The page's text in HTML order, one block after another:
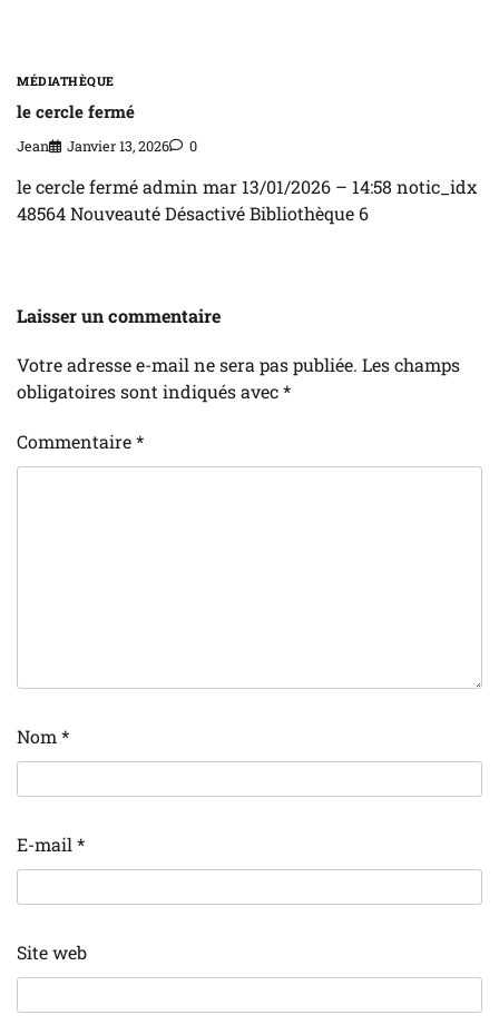
MÉDIATHÈQUE
le cercle fermé
Jean Janvier 13, 2026 0
le cercle fermé admin mar 13/01/2026 – 14:58 notic_idx
48564 Nouveauté Désactivé Bibliothèque 6
Laisser un commentaire
Votre adresse e-mail ne sera pas publiée. Les champs
obligatoires sont indiqués avec*
Commentaire*
Nom *
E-mail *
Site web